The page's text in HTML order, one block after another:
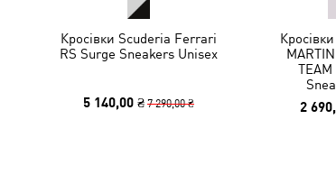
Кросівки Scuderia Ferrari
RS Surge Sneakers Unisex
5 140,00 ₴ 7 290,00 ₴ 2